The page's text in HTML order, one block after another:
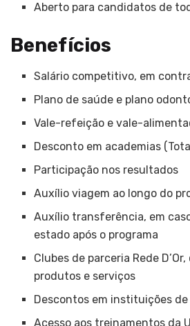
Aberto para candidatos de
Benefícios
Salário competitivo, em
Plano de saúde e plano
Vale-refeição e vale-
Desconto em academias
Participação nos resultados
Auxílio viagem ao longo do
Auxílio transferência, em
estado após o programa
Clubes de parceria Rede
produtos e serviços
Descontos em instituições
Acesso aos treinamentos da